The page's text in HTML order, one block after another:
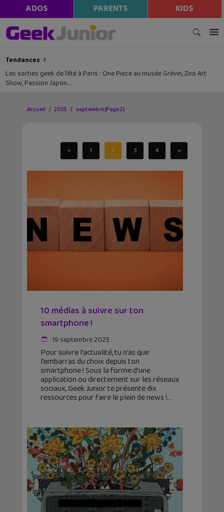
ADOS PARENTS KIDS
Tendances
Les sorties geek de l’été à Paris : One Piece au musée Grévin, Zoo Art
Show, Passion Japon…
Accueil 2025 septembre(Page 2)
« 1 2 3 4 »
10 médias à suivre sur ton
smartphone !
19 septembre 2025
Pour suivre l’actualité, tu n’as que
l’embarras du choix depuis ton
smartphone ! Sous la forme d’une
application ou directement sur les réseaux
sociaux, Geek Junior te présente dix
ressources pour faire le plein de news !